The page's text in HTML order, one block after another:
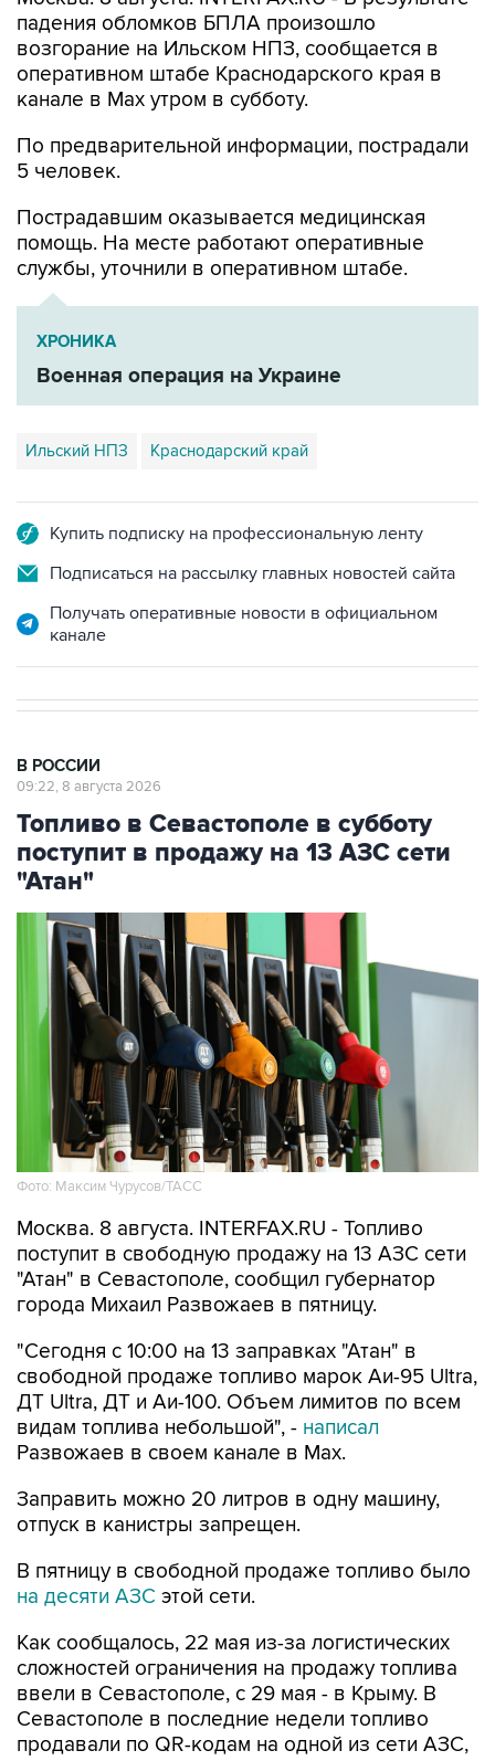
оперативном штабе Краснодарского края в
канале в Max утром в субботу.
По предварительной информации, пострадали
Пострадавшим оказывается медицинская
службы, уточнили в оперативном штабе.
ХРОНИКА
Военная операция на Украине
Ильский НПЗ Краснодарский край
Подписаться на рассылку главных новостей сайта
Получать оперативные новости в официальном
Топливо в Севастополе в субботу
поступит в продажу на 13 АЗС сети
"Атан"
Фото: Максим Чурусов/ТАСС
Москва. 8 августа. INTERFAX.RU - Топливо
"Атан" в Севастополе, сообщил губернатор
города Михаил Развожаев в пятницу.
"Сегодня с 10:00 на 13 заправках "Атан" в
ДТ Ultra, ДТ и Аи-100. Объем лимитов по всем
видам топлива небольшой", - написал
Развожаев в своем канале в Max.
Заправить можно 20 литров в одну машину,
В пятницу в свободной продаже топливо было
Как сообщалось, 22 мая из-за логистических
ввели в Севастополе, с 29 мая - в Крыму. В
Севастополе в последние недели топливо
продавали по QR-кодам на одной из сети АЗС,
свободно - на отдельных АЗС другой сети. С 4
августа возобновилась свободная продажа